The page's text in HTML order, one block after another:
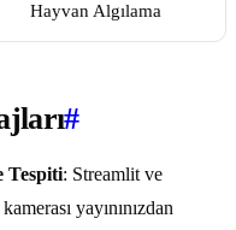
Hayvan Algılama
#
Tespiti: Streamlit ve
yayınınızdan